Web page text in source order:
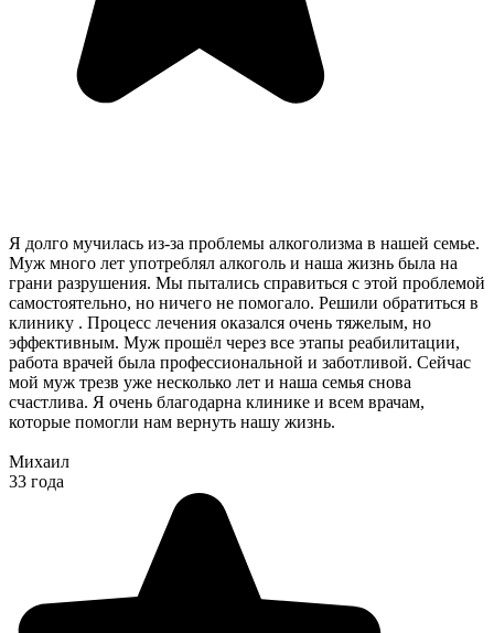
Я долго мучилась из-за проблемы алкоголизма в нашей семье.
Муж много лет употреблял алкоголь и наша жизнь была на
грани разрушения. Мы пытались справиться с этой проблемой
самостоятельно, но ничего не помогало. Решили обратиться в
клинику . Процесс лечения оказался очень тяжелым, но
эффективным. Муж прошёл через все этапы реабилитации,
работа врачей была профессиональной и заботливой. Сейчас
мой муж трезв уже несколько лет и наша семья снова
счастлива. Я очень благодарна клинике и всем врачам,
которые помогли нам вернуть нашу жизнь.
Михаил
33 года